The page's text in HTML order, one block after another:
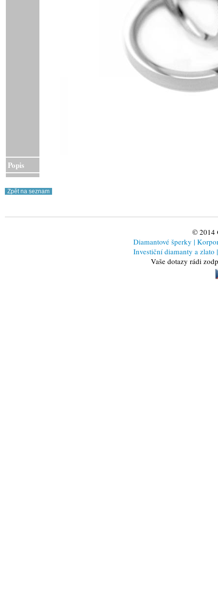
Popis
© 2014
Diamantové šperky |
Investiční diamanty a zlato |
Vaše dotazy rádi